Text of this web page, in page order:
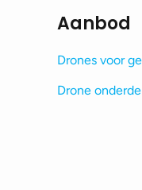
Aanbod
Drones voor
Drone